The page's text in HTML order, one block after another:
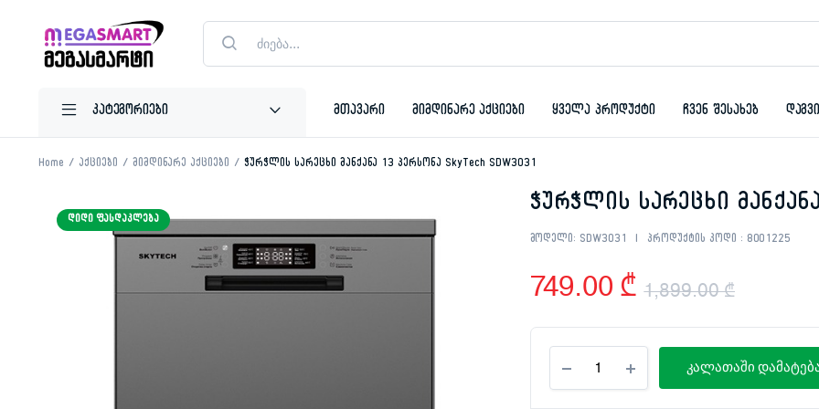
Products
search
მთავარი მიმდინარე აქციები ყველა პროდუქტი ჩვენ შესახებ
Home აქციები მიმდინარე აქციები ჭურჭლის სარეცხი მანქანა 13 პერსონა SkyTech SDW3031
ᲓᲘᲓᲘ ᲤᲐᲡᲓᲐᲙᲚᲔᲑᲐ ჭურჭლის სარეცხი
მოდელი: SDW3031 პროდუქტის კოდი : 8001225
1,899.00₾
price
749.00 ₾
price
სარეცხი
მანქანა
კალათაში